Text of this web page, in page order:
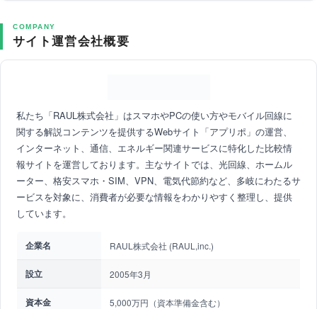
COMPANY
サイト運営会社概要
私たち「RAUL株式会社」はスマホやPCの使い方やモバイル回線に
関する解説コンテンツを提供するWebサイト「アプリポ」の運営、
インターネット、通信、エネルギー関連サービスに特化した比較情
報サイトを運営しております。主なサイトでは、光回線、ホームル
ーター、格安スマホ・SIM、VPN、電気代節約など、多岐にわたるサ
ービスを対象に、消費者が必要な情報をわかりやすく整理し、提供
しています。
企業名 RAUL株式会社 (RAUL,inc.)
設立 2005年3月
資本金 5,000万円（資本準備金含む）